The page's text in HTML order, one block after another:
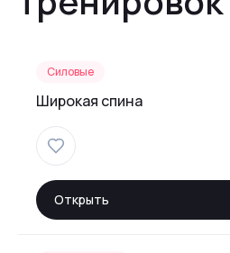
Силовые
Широкая спина
Открыть